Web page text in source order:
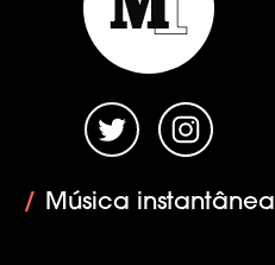
/ Música instantânea